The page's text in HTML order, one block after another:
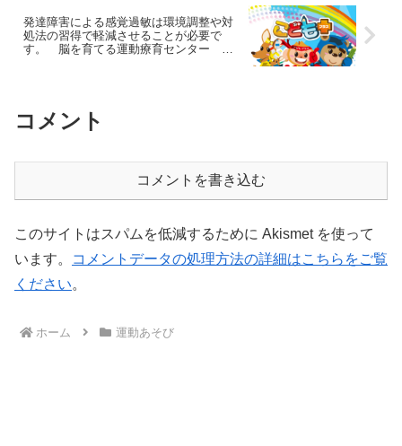
発達障害による感覚過敏は環境調整や対
処法の習得で軽減させることが必要で
す。 脳を育てる運動療育センター 放
コメント
コメントを書き込む
このサイトはスパムを低減するために Akismet を使って
います。
コメントデータの処理方法の詳細はこちらをご覧
ください。
ホーム 運動あそび